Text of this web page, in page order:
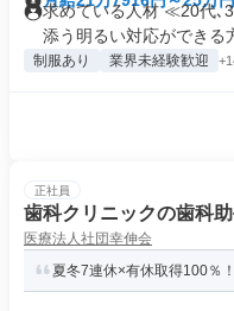
求めている人材 ≪20代､
添う明るい対応ができる
制服あり 業界未経験歓迎
正社員
歯科クリニックの歯科
医療法人社団幸伸会
夏冬7連休×有休取得100％